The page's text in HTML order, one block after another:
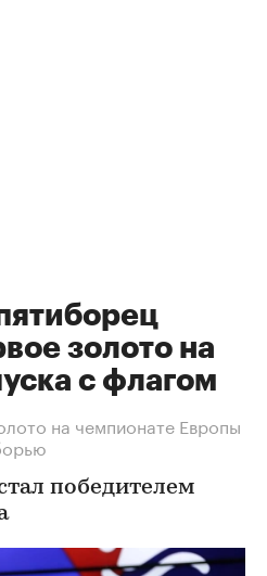
золото на
с флагом
на чемпионате Европы
победителем